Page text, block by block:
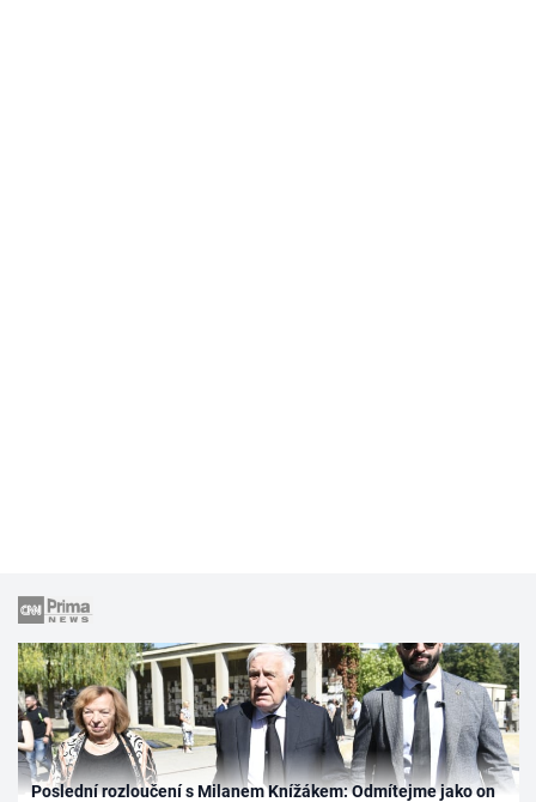
Poslední rozloučení s Milanem Knížákem: Odmítejme jako on